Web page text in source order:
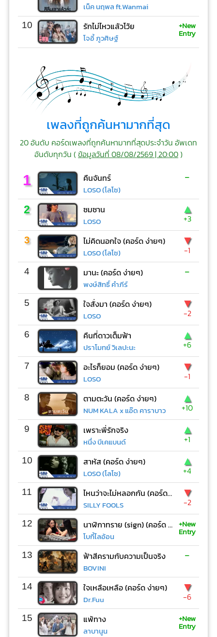
เน็ค นฤพล ft.Wanmai
10 รักไม่ไหวแล้วโว้ย
โจอี้ ภูวศิษฐ์
+New
Entry
เพลงที่ถูกค้นหามากที่สุด
20 อันดับ คอร์ดเพลงที่ถูกค้นหามากที่สุดประจำวัน อัพเดท
อันดับทุกวัน (ข้อมูลวันที่ 08/08/2569 | 20:00)
1 คืนจันทร์
LOSO (โลโซ)
-
2 ซมซาน
LOSO
▲
+3
3 ไม่คิดนอกใจ (คอร์ด ง่ายๆ)
LOSO (โลโซ)
▼
-1
4 มานะ (คอร์ด ง่ายๆ)
พงษ์สิทธิ์ คำภีร์
-
5 ใจสั่งมา (คอร์ด ง่ายๆ)
LOSO
▼
-2
6 คืนที่ดาวเต็มฟ้า
ปราโมทย์ วิเลปะนะ
▲
+6
7 อะไรก็ยอม (คอร์ด ง่ายๆ)
LOSO
▼
-1
8 ตามตะวัน (คอร์ด ง่ายๆ)
NUM KALA x แอ๊ด คาราบาว
▲
+10
9 เพราะพี่รักจริง
หนึ่ง บีเคแบนด์
▲
+1
10 สาหัส (คอร์ด ง่ายๆ)
LOSO (โลโซ)
▲
+4
11 ไหนว่าจะไม่หลอกกัน (คอร์ด ง่ายๆ)
SILLY FOOLS
▼
-2
12 นาฬิกาทราย (sign) (คอร์ด ง่ายๆ)
โบกี้ไลอ้อน
+New
Entry
13 ฟ้าสีครามกับความเป็นจริง
BOVINI
-
14 ใจเหลือเหลือ (คอร์ด ง่ายๆ)
Dr.Fuu
▼
-6
15 แพ้ทาง
ลาบานูน
+New
Entry